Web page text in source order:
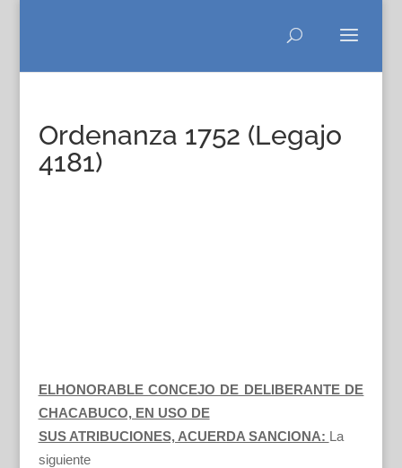
Ordenanza 1752 (Legajo
4181)
ELHONORABLE CONCEJO DE DELIBERANTE DE
CHACABUCO, EN USO DE
SUS ATRIBUCIONES, ACUERDA SANCIONA: La
siguiente